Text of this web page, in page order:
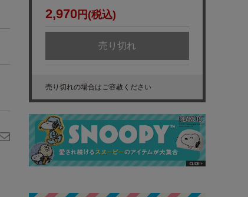
2,970 円(税込)
売り切れ
売り切れの場合はご容赦ください